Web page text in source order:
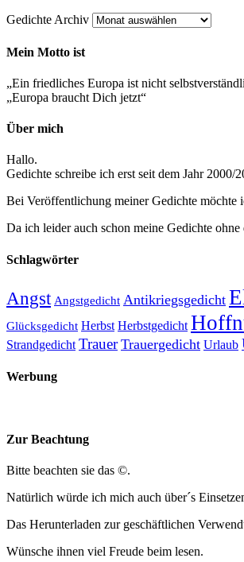
Gedichte Archiv
Mein Motto ist
„Ein friedliches Europa ist nicht
„Europa braucht Dich jetzt“
Über mich
Hallo.
Gedichte schreibe ich erst seit dem Jahr
Bei Veröffentlichung meiner Gedichte
Da ich leider auch schon meine Gedichte
Schlagwörter
Angst Angstgedicht Antikriegsgedicht
Glücksgedicht Herbst Herbstgedicht
Strandgedicht Trauer Trauergedicht Urlaub
Werbung
Zur Beachtung
Bitte beachten sie das ©.
Natürlich würde ich mich auch über´s
Das Herunterladen zur geschäftlichen
Wünsche ihnen viel Freude beim lesen.